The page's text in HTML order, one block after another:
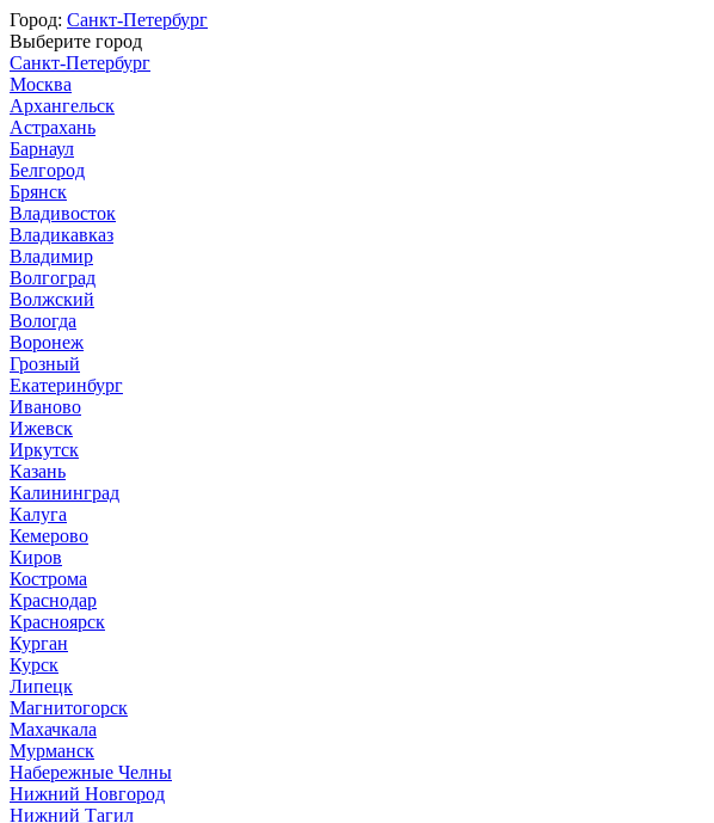
Город: Санкт-Петербург
Выберите город
Санкт-Петербург
Москва
Архангельск
Астрахань
Барнаул
Белгород
Брянск
Владивосток
Владикавказ
Владимир
Волгоград
Волжский
Вологда
Воронеж
Грозный
Екатеринбург
Иваново
Ижевск
Иркутск
Казань
Калининград
Калуга
Кемерово
Киров
Кострома
Краснодар
Красноярск
Курган
Курск
Липецк
Магнитогорск
Махачкала
Мурманск
Набережные Челны
Нижний Новгород
Нижний Тагил